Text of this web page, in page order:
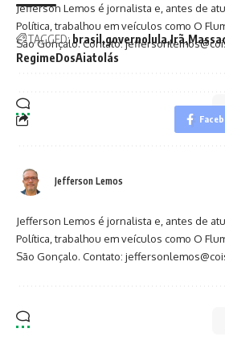
Jefferson Lemos é jornalista e, antes de
Política, trabalhou em veículos como O
São Gonçalo. Contato:
TAGGED:brasil governolula Irã
RegimeDosAiatolás
Jefferson Lemos
Jefferson Lemos é jornalista e, antes de
Política, trabalhou em veículos como O
São Gonçalo. Contato: